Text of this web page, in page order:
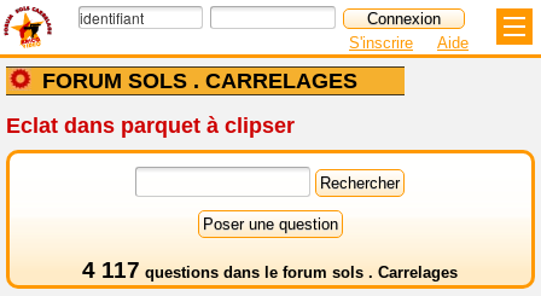
FORUM SOLS . CARRELAGES
S'inscrire Aide
Eclat dans parquet à clipser
4 117 questions dans le forum sols . Carrelages